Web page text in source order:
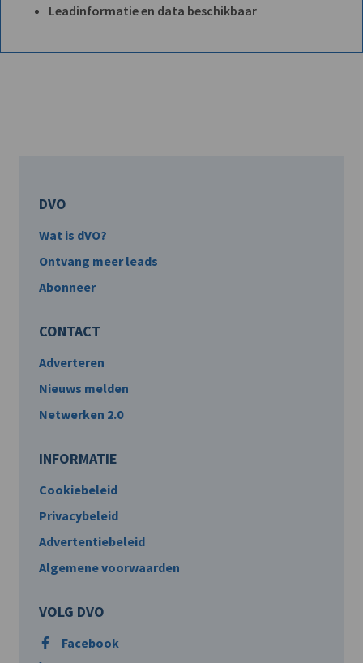
Leadinformatie en data beschikbaar
DVO
Wat is dVO?
Ontvang meer leads
Abonneer
CONTACT
Adverteren
Nieuws melden
Netwerken 2.0
INFORMATIE
Cookiebeleid
Privacybeleid
Advertentiebeleid
Algemene voorwaarden
VOLG DVO
Facebook